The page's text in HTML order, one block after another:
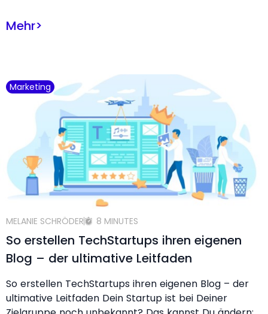
Mehr>
Marketing
MELANIE SCHRÖDER 8 MINUTES
So erstellen TechStartups ihren eigenen
Blog – der ultimative Leitfaden
So erstellen TechStartups ihren eigenen Blog – der
ultimative Leitfaden Dein Startup ist bei Deiner